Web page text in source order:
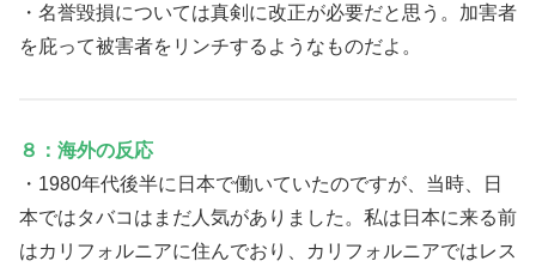
・名誉毀損については真剣に改正が必要だと思う。加害者
を庇って被害者をリンチするようなものだよ。
８：海外の反応
・1980年代後半に日本で働いていたのですが、当時、日
本ではタバコはまだ人気がありました。私は日本に来る前
はカリフォルニアに住んでおり、カリフォルニアではレス